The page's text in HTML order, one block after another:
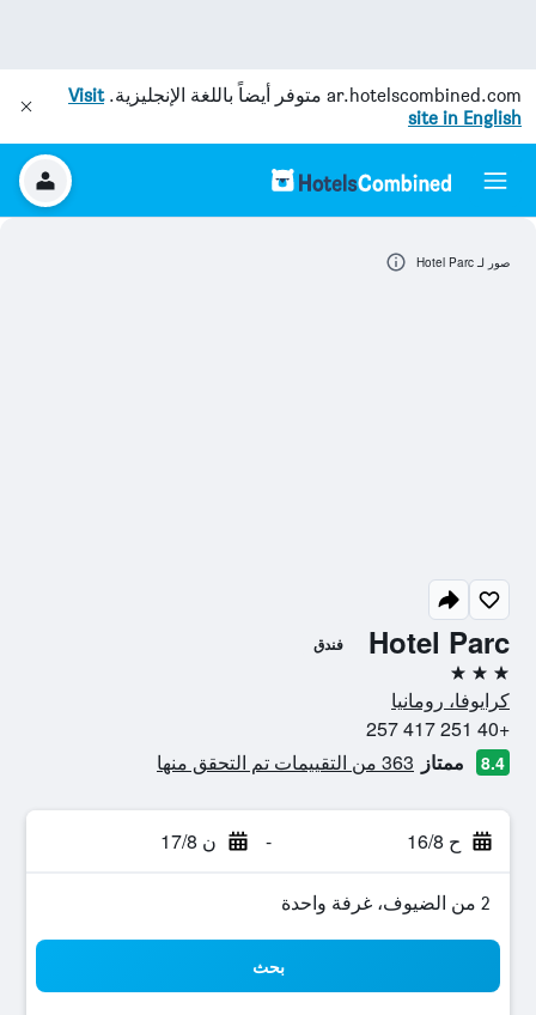
ar.hotelscombined.com متوفر أيضاً باللغة الإنجليزية.Visit
site in English
Hotel Parc فندق
3 نجوم
كرايوفا، رومانيا
+40 251 417 257
8.4 ممتاز 363 من التقييمات تم التحقق منها
ح 16/8 - ن 17/8
2 من الضيوف، غرفة واحدة
بحث
صور لـ Hotel Parc